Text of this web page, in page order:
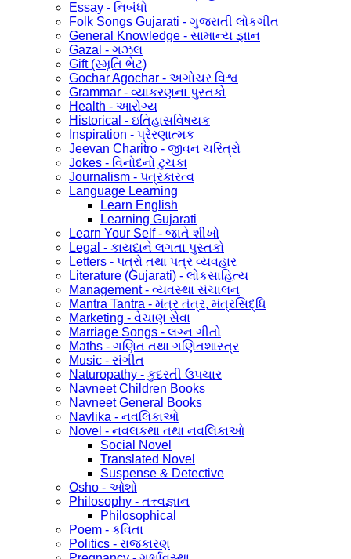
Essay - નિબંધો
Folk Songs Gujarati - ગુજરાતી લોકગીત
General Knowledge - સામાન્ય જ્ઞાન
Gazal - ગઝલ
Gift (સ્મૃતિ ભેટ)
Gochar Agochar - અગોચર વિશ્વ
Grammar - વ્યાકરણના પુસ્તકો
Health - આરોગ્ય
Historical - ઇતિહાસવિષયક
Inspiration - પ્રેરણાત્મક
Jeevan Charitro - જીવન ચરિત્રો
Jokes - વિનોદનો ટુચકા
Journalism - પત્રકારત્વ
Language Learning
Learn English
Learning Gujarati
Learn Your Self - જાતે શીખો
Legal - કાયદાને લગતા પુસ્તકો
Letters - પત્રો તથા પત્ર વ્યવહાર
Literature (Gujarati) - લોકસાહિત્ય
Management - વ્યવસ્થા સંચાલન
Mantra Tantra - મંત્ર તંત્ર, મંત્રસિદ્ધિ
Marketing - વેચાણ સેવા
Marriage Songs - લગ્ન ગીતો
Maths - ગણિત તથા ગણિતશાસ્ત્ર
Music - સંગીત
Naturopathy - કુદરતી ઉપચાર
Navneet Children Books
Navneet General Books
Navlika - નવલિકાઓ
Novel - નવલકથા તથા નવલિકાઓ
Social Novel
Translated Novel
Suspense & Detective
Osho - ઓશો
Philosophy - તત્ત્વજ્ઞાન
Philosophical
Poem - કવિતા
Politics - રાજકારણ